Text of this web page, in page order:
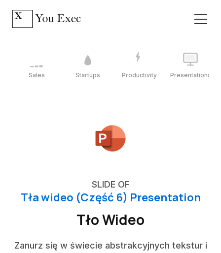
Sales Startups Productivity Presentations
SLIDE OF
Tła wideo (Część 6) Presentation
Tło Wideo
Zanurz się w świecie abstrakcyjnych tekstur i